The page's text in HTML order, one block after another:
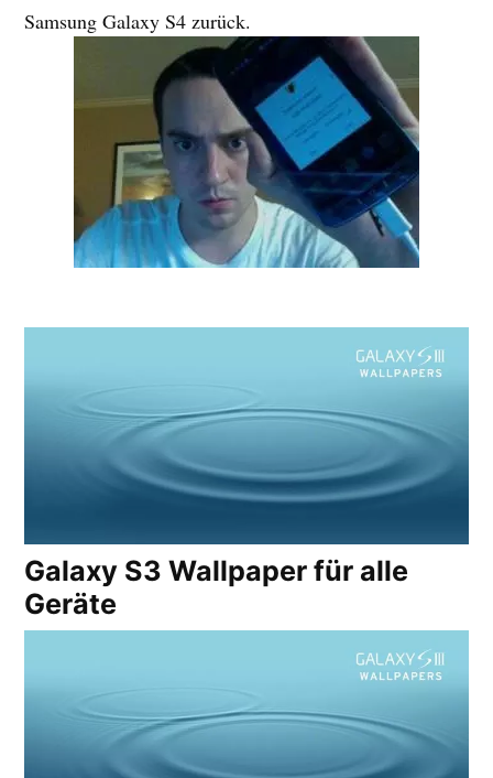
Samsung Galaxy S4 zurück.
Galaxy S3 Wallpaper für alle
Geräte